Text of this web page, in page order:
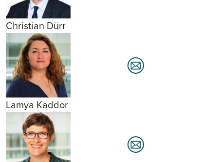
Christian Dürr
Lamya Kaddor